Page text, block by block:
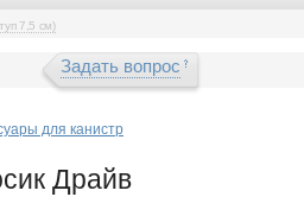
7,5 см)
Задать вопрос
для канистр
Драйв